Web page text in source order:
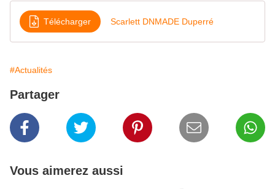
Télécharger Scarlett DNMADE Duperré
#Actualités
Partager
Vous aimerez aussi